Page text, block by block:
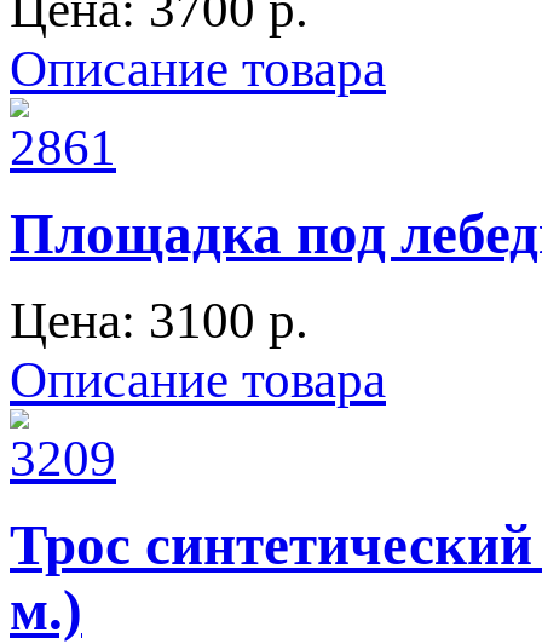
Описание товара
Площадка под
Цена: 3100 p.
Описание товара
Трос
м.)